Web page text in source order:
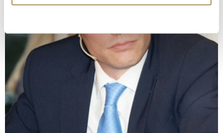
erfassen, welche bis auf einige Meter genau sein
bestimmten Merkmalen (Fingerprinting) identifizieren
Erfahren Sie mehr darüber, wie Ihre persönlichen Daten
verarbeitet werden, und legen Sie Ihre Präferenzen im
Abschnitt Einzelheiten fest.
Wir verwenden Cookies, um Inhalte und Anzeigen zu
personalisieren, Funktionen für soziale Medien anbieten
zu können und die Zugriffe auf unsere Website zu